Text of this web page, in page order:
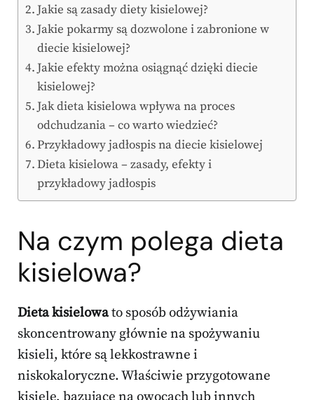
Jakie są zasady diety kisielowej?
Jakie pokarmy są dozwolone i zabronione w
diecie kisielowej?
Jakie efekty można osiągnąć dzięki diecie
kisielowej?
Jak dieta kisielowa wpływa na proces
odchudzania – co warto wiedzieć?
Przykładowy jadłospis na diecie kisielowej
Dieta kisielowa – zasady, efekty i
przykładowy jadłospis
Na czym polega dieta
kisielowa?
Dieta kisielowato sposób odżywiania
skoncentrowany głównie na spożywaniu
kisieli, które są lekkostrawne i
niskokaloryczne. Właściwie przygotowane